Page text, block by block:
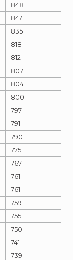
848
847
835
818
812
807
804
800
797
791
790
775
767
761
761
759
755
750
741
739